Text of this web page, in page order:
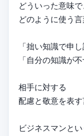
どういった意味で
どのように使う言
「拙い知識で申
「自分の知識が
相手に対する
配慮と敬意を表す
ビジネスマンとい